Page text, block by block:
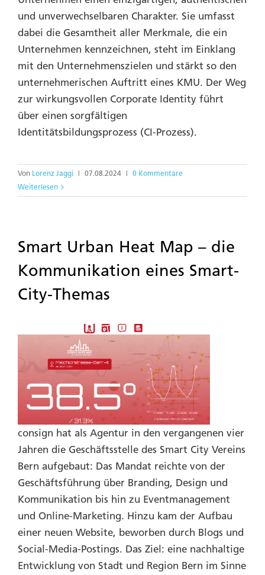
und unverwechselbaren Charakter. Sie umfasst
dabei die Gesamtheit aller Merkmale, die ein
Unternehmen kennzeichnen, steht im Einklang
mit den Unternehmenszielen und stärkt so den
unternehmerischen Auftritt eines KMU. Der Weg
zur wirkungsvollen Corporate Identity führt
über einen sorgfältigen
Identitätsbildungsprozess (CI-Prozess).
Von Lorenz Jaggi 07.08.2024
0 Kommentare
Weiterlesen
Smart Urban Heat Map – die
Kommunikation eines Smart-
City-Themas
consign hat als Agentur in den vergangenen vier
Jahren die Geschäftsstelle des Smart City Vereins
Bern aufgebaut: Das Mandat reichte von der
Geschäftsführung über Branding, Design und
Kommunikation bis hin zu Eventmanagement
und Online-Marketing. Hinzu kam der Aufbau
einer neuen Website, beworben durch Blogs und
Social-Media-Postings. Das Ziel: eine nachhaltige
Entwicklung von Stadt und Region Bern im Sinne